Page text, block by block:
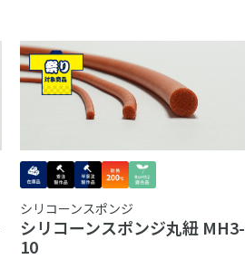
シリコーンスポンジ
シリコーンスポンジ丸紐 MH3-
10